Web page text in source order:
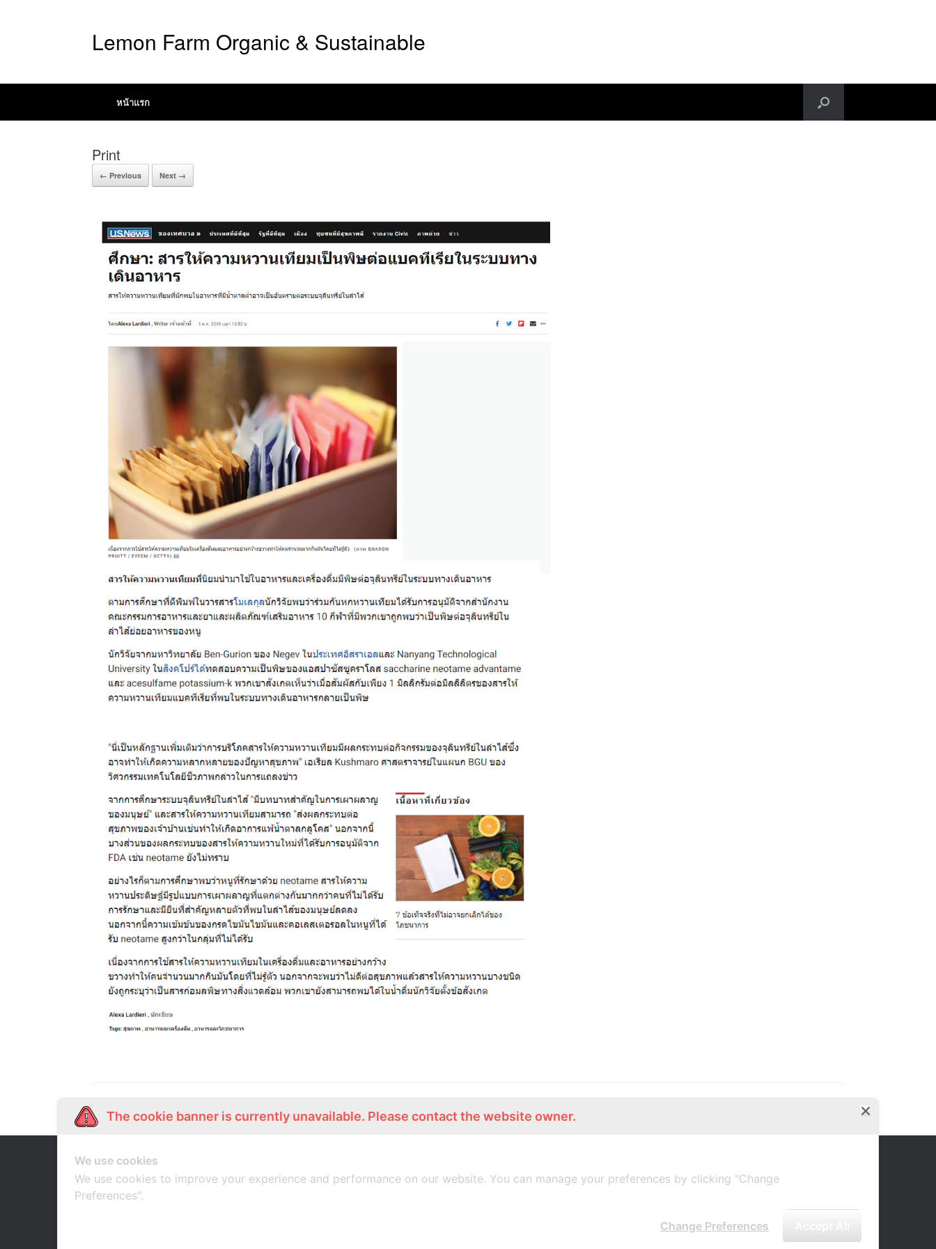
Lemon Farm Organic & Sustainable
หน้าแรก
Print
← Previous Next →
Our Story
เกี่ยวกับเรา ช้อปออนไลน์ สมัครงาน ร้านอาหารอินทรีย์
The cookie banner is currently unavailable. Please contact the website owner.
We use cookies
We use cookies to improve your experience and performance on our website. You can manage your preferences by clicking "Change
Preferences".
Change Preferences